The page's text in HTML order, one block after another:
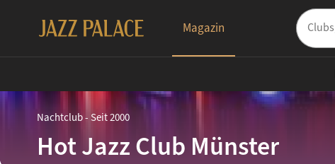
Magazin
Nachtclub- Seit 2000
Hot Jazz Club Münster
open_in_newZur Website